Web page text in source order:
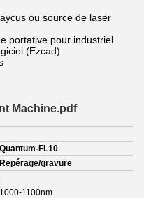
ou source de laser
portative pour industriel
(Ezcad)
Machine.pdf
Quantum-FL10
Repérage/gravure
1000-1100nm